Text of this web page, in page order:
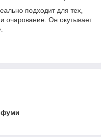
подходит для тех,
и очарование. Он окутывает